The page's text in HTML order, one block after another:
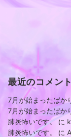
最近のコメント
7月が始まったばか
7月が始まったばか
肺炎怖いです。に
肺炎怖いです。
に